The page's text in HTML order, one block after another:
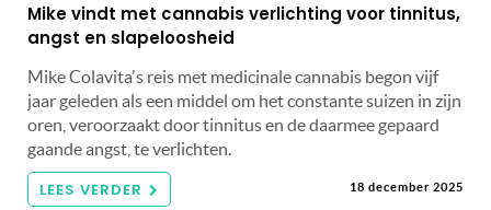
Mike vindt met cannabis verlichting voor tinnitus,
angst en slapeloosheid
Mike Colavita's reis met medicinale cannabis begon vijf
jaar geleden als een middel om het constante suizen in zijn
oren, veroorzaakt door tinnitus en de daarmee gepaard
gaande angst, te verlichten.
LEES VERDER 18 december 2025